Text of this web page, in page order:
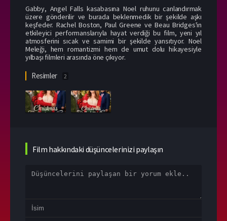
Gabby, Angel Falls kasabasına Noel ruhunu canlandırmak
üzere gönderilir ve burada beklenmedik bir şekilde aşkı
keşfeder. Rachel Boston, Paul Greene ve Beau Bridges'in
etkileyici performanslarıyla hayat verdiği bu film, yeni yıl
atmosferini sıcak ve samimi bir şekilde yansıtıyor. Noel
Meleği, hem romantizmi hem de umut dolu hikayesiyle
yılbaşı filmleri arasında öne çıkıyor.
Resimler 2
Film hakkındaki düşüncelerinizi paylaşın